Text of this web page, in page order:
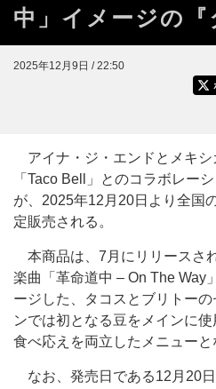
中」イメージの『
2025年12月9日 / 22:50
アイナ・ジ・エンドとメキシ
「Taco Bell」とのコラボレー
が、2025年12月20日より全国
定販売される。
本商品は、7月にリリースさ
楽曲「革命道中 – On The Way
ージした、タコスとブリトー
ンでは初となる豆をメインに
食べ応えを両立したメニューと
なお、発売日である12月20